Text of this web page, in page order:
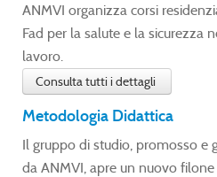
ANMVI organizza corsi
Fad per la salute e la sicurezza
lavoro.
Consulta tutti i dettagli
Metodologia Didattica
Il gruppo di studio, promosso e
da ANMVI, apre un nuovo